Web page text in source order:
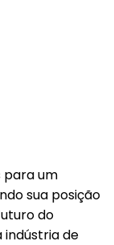
para um
sua posição
do
indústria de